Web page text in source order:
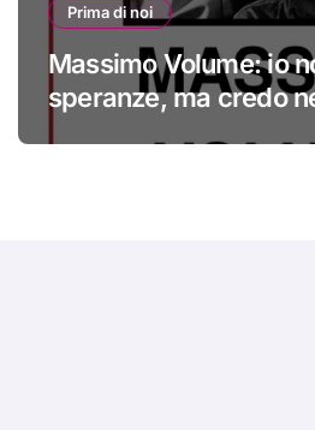
Prima di noi
Massimo Volume: io
speranze, ma credo